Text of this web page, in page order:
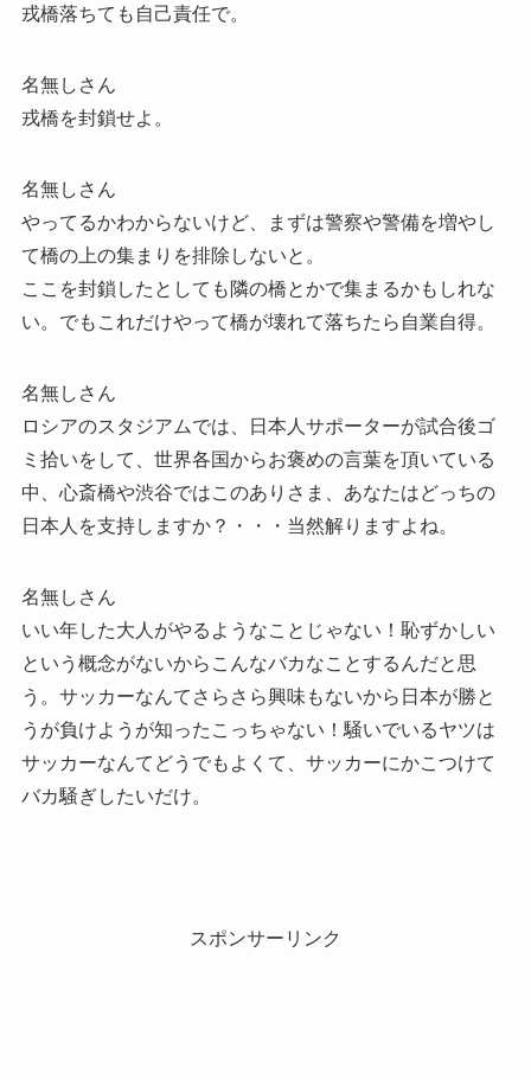
戎橋落ちても自己責任で。
名無しさん
戎橋を封鎖せよ。
名無しさん
やってるかわからないけど、まずは警察や警備を増やし
て橋の上の集まりを排除しないと。
ここを封鎖したとしても隣の橋とかで集まるかもしれな
い。でもこれだけやって橋が壊れて落ちたら自業自得。
名無しさん
ロシアのスタジアムでは、日本人サポーターが試合後ゴ
ミ拾いをして、世界各国からお褒めの言葉を頂いている
中、心斎橋や渋谷ではこのありさま、あなたはどっちの
日本人を支持しますか？・・・当然解りますよね。
名無しさん
いい年した大人がやるようなことじゃない！恥ずかしい
という概念がないからこんなバカなことするんだと思
う。サッカーなんてさらさら興味もないから日本が勝と
うが負けようが知ったこっちゃない！騒いでいるヤツは
サッカーなんてどうでもよくて、サッカーにかこつけて
バカ騒ぎしたいだけ。
スポンサーリンク